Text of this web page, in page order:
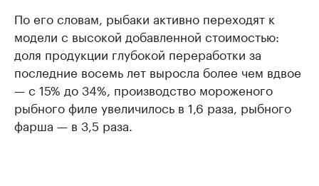
По его словам, рыбаки активно переходят к
модели с высокой добавленной стоимостью:
доля продукции глубокой переработки за
последние восемь лет выросла более чем вдвое
— с 15% до 34%, производство мороженого
рыбного филе увеличилось в 1,6 раза, рыбного
фарша — в 3,5 раза.